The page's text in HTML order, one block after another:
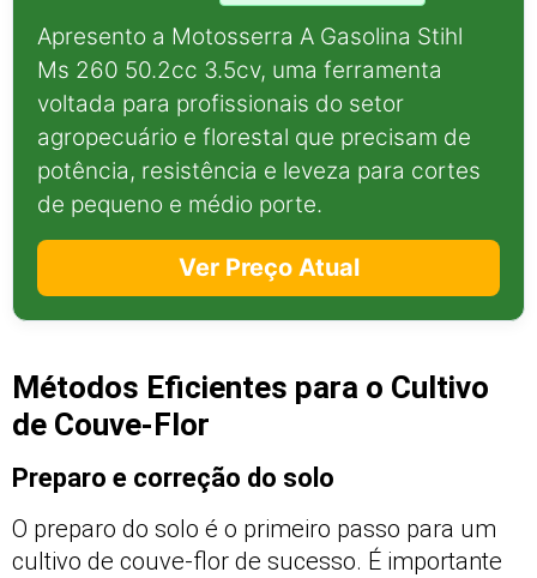
Apresento a Motosserra A Gasolina Stihl
Ms 260 50.2cc 3.5cv, uma ferramenta
voltada para profissionais do setor
agropecuário e florestal que precisam de
potência, resistência e leveza para cortes
de pequeno e médio porte.
Ver Preço Atual
Métodos Eficientes para o Cultivo
de Couve-Flor
Preparo e correção do solo
O preparo do solo é o primeiro passo para um
cultivo de couve-flor de sucesso. É importante